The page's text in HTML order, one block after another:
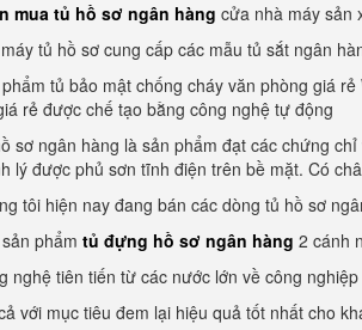
mua tủ hồ sơ ngân hàng cửa nhà máy sản
tủ hồ sơ cung cấp các mẫu tủ sắt ngân
tủ bảo mật chống cháy văn phòng giá
rẻ được chế tạo bằng công nghệ tự động
sơ ngân hàng là sản phẩm đạt các chứng
lý được phủ sơn tĩnh điện trên bề mặt. Có
tôi hiện nay đang bán các dòng tủ hồ sơ
phẩm tủ đựng hồ sơ ngân hàng 2 cánh
nghệ tiên tiến từ các nước lớn về công
với mục tiêu đem lại hiệu quả tốt nhất cho